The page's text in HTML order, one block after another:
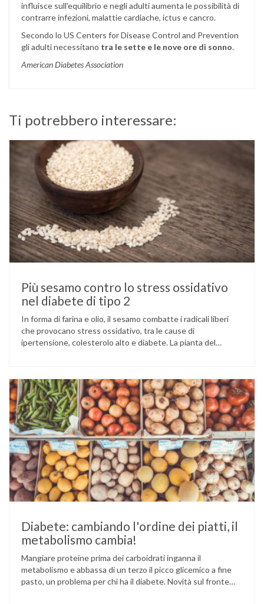
influisce sull'equilibrio e negli adulti aumenta le possibilità di
contrarre infezioni, malattie cardiache, ictus e cancro.
Secondo lo US Centers for Disease Control and Prevention
gli adulti necessitano tra le sette e le nove ore di sonno.
American Diabetes Association
Ti potrebbero interessare:
Più sesamo contro lo stress ossidativo
nel diabete di tipo 2
In forma di farina e olio, il sesamo combatte i radicali liberi
che provocano stress ossidativo, tra le cause di
ipertensione, colesterolo alto e diabete. La pianta del
utilizzati per la preparazione di numerosi piatti, ma …
Diabete: cambiando l'ordine dei piatti, il
metabolismo cambia!
Mangiare proteine prima dei carboidrati inganna il
metabolismo e abbassa di un terzo il picco glicemico a fine
pasto, un problema per chi ha il diabete. Novità sul fronte